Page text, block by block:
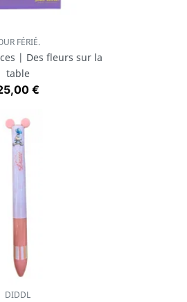
rapide
FÉRIÉ.
| Des fleurs sur la
table
€
DIDDL